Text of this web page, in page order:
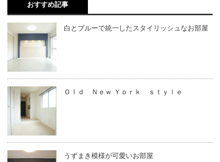
おすすめ記事
白とブルーで統一したスタイリッシュなお部屋
Ｏｌｄ Ｎｅｗ Ｙｏｒｋ ｓｔｙｌｅ
うずまき模様が可愛いお部屋